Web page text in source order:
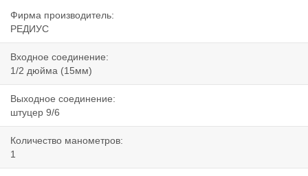
Фирма производитель:
РЕДИУС
Входное соединение:
1/2 дюйма (15мм)
Выходное соединение:
штуцер 9/6
Количество манометров:
1